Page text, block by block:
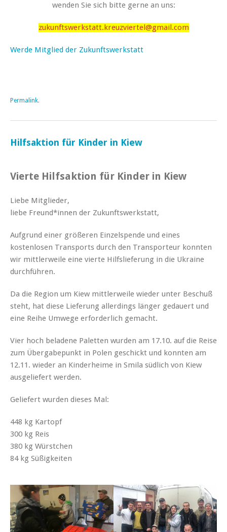
wenden Sie sich bitte gerne an uns:
zukunftswerkstatt.kreuzviertel@gmail.com
Werde Mitglied der Zukunftswerkstatt
Permalink.
Hilfsaktion für Kinder in Kiew
Vierte Hilfsaktion für Kinder in Kiew
Liebe Mitglieder,
liebe Freund*innen der Zukunftswerkstatt,
Aufgrund einer größeren Einzelspende und eines
kostenlosen Transports durch den Transporteur konnten
wir mittlerweile eine vierte Hilfslieferung in die Ukraine
durchführen.
Da die Region um Kiew mittlerweile wieder unter Beschuß
steht, hat diese Lieferung allerdings länger gedauert und
eine Reihe Umwege erforderlich gemacht.
Vier hoch beladene Paletten wurden am 17.10. auf die Reise
zum Übergabepunkt in Polen geschickt und konnten am
12.11. wieder an Kinderheime in Smila südlich von Kiew
ausgeliefert werden.
Geliefert wurden dieses Mal:
448 kg Kartopf
300 kg Reis
380 kg Würstchen
84 kg Süßigkeiten